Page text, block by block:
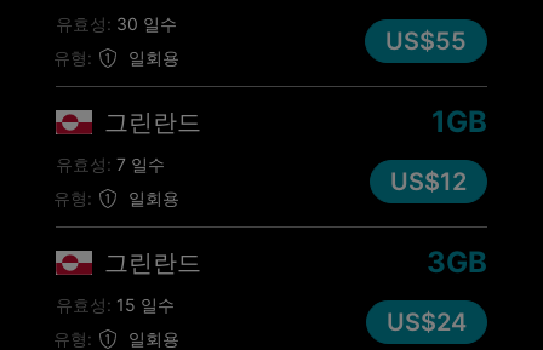
유형: 일회용
유효성: 30 일수
US$55
그린란드
유형: 일회용
1GB
유효성: 7 일수
US$12
그린란드
유형: 일회용
3GB
유효성: 15 일수
US$24